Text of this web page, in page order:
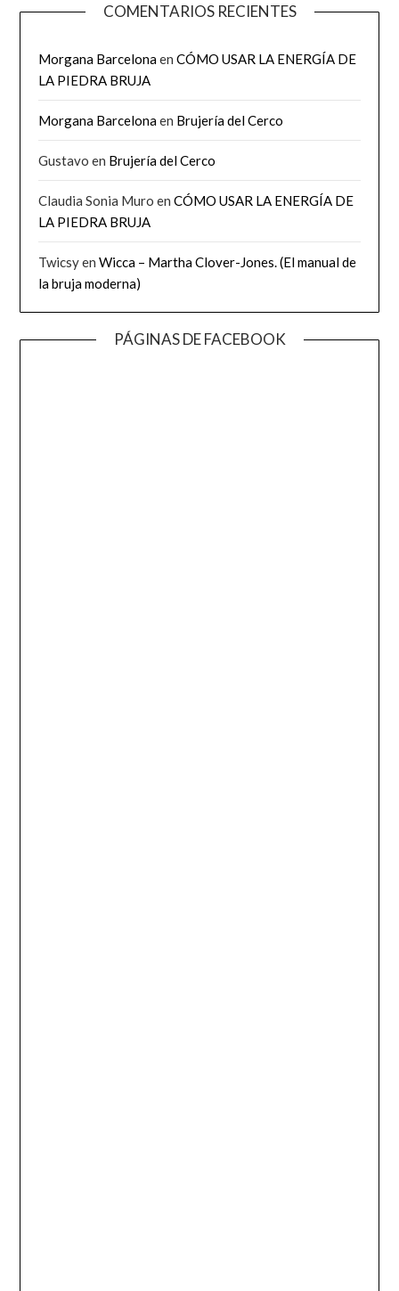
COMENTARIOS RECIENTES
Morgana BarcelonaenCÓMO USAR LA ENERGÍA DE
LA PIEDRA BRUJA
Morgana Barcelonaen Brujería del Cerco
Gustavo en Brujería del Cerco
Claudia Sonia Muro enCÓMO USAR LA ENERGÍA DE
LA PIEDRA BRUJA
TwicsyenWicca – Martha Clover-Jones. (El manual de
la bruja moderna)
PÁGINAS DE FACEBOOK